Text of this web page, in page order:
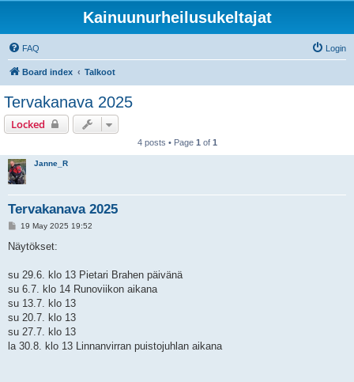
Kainuunurheilusukeltajat
FAQ Login
Board index Talkoot
Tervakanava 2025
Locked
4 posts • Page 1 of 1
Janne_R
Tervakanava 2025
P
s
19 May 2025 19:52
Näytökset:
su 29.6. klo 13 Pietari Brahen päivänä
su 6.7. klo 14 Runoviikon aikana
su 13.7. klo 13
su 20.7. klo 13
su 27.7. klo 13
la 30.8. klo 13 Linnanvirran puistojuhlan aikana